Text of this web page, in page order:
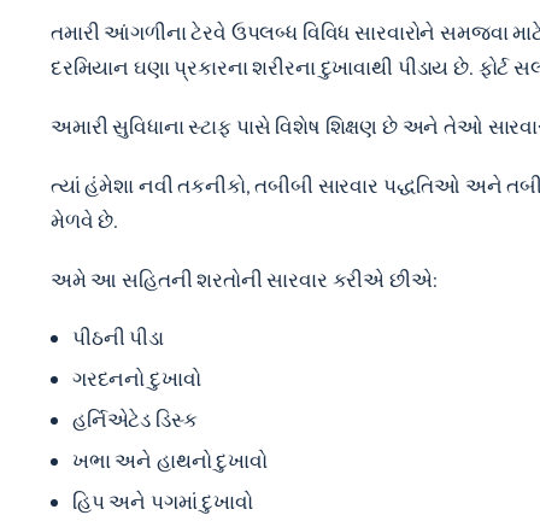
તમારી આંગળીના ટેરવે ઉપલબ્ધ વિવિધ સારવારોને સમજવા
દરમિયાન ઘણા પ્રકારના શરીરના દુખાવાથી પીડાય છે.
અમારી સુવિધાના સ્ટાફ પાસે વિશેષ શિક્ષણ છે અને તેઓ
ત્યાં હંમેશા નવી તકનીકો, તબીબી સારવાર પદ્ધતિઓ અને
મેળવે છે.
અમે આ સહિતની શરતોની સારવાર કરીએ છીએ:
પીઠની પીડા
ગરદનનો દુખાવો
હર્નિએટેડ ડિસ્ક
ખભા અને હાથનો દુખાવો
હિપ અને પગમાં દુખાવો